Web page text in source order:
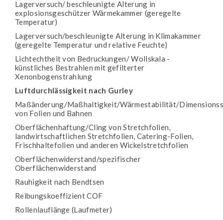
Lagerversuch/ beschleunigte Alterung in
explosionsgeschützer Wärmekammer (geregelte
Temperatur)
Lagerversuch/beschleunigte Alterung in Klimakammer
(geregelte Temperatur und relative Feuchte)
Lichtechtheit von Bedruckungen/ Wollskala -
künstliches Bestrahlen mit gefilterter
Xenonbogenstrahlung
Luftdurchlässigkeit nach Gurley
Maßänderung/Maßhaltigkeit/Wärmestabilität/
von Folien und Bahnen
Oberflächenhaftung/Cling von Stretchfolien,
landwirtschaftlichen Stretchfolien, Catering-Folien,
Frischhaltefolien und anderen Wickelstretchfolien
Oberflächenwiderstand/spezifischer
Oberflächenwiderstand
Rauhigkeit nach Bendtsen
Reibungskoeffizient COF
Rollenlauflänge (Laufmeter)